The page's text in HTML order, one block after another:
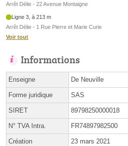
Arrêt Délie - 22 Avenue Montaigne
Ligne 3, à 213 m
Arrêt Délie - 1 Rue Pierre et Marie Curie
Voir tout
Informations
Enseigne De Neuville
Forme juridique SAS
SIRET 89798250000018
N° TVA Intra. FR74897982500
Création 23 mars 2021